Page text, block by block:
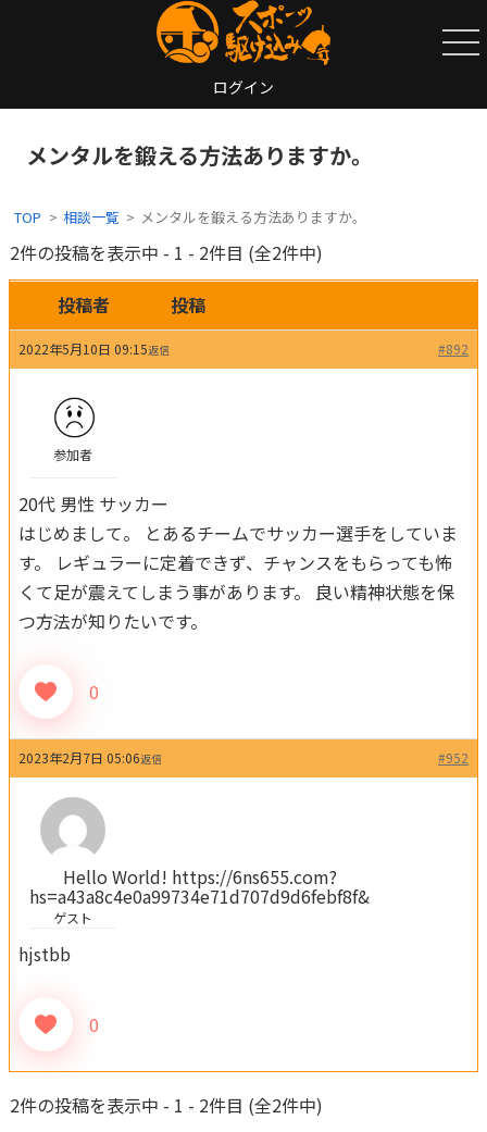
ログイン
メンタルを鍛える方法ありますか。
TOP 相談一覧 メンタルを鍛える方法ありますか。
2件の投稿を表示中 - 1 - 2件目 (全2件中)
投稿者
投稿
2022年5月10日 09:15 #892
返信
参加者
20代 男性 サッカー
はじめまして。 とあるチームでサッカー選手をしていま
す。 レギュラーに定着できず、チャンスをもらっても怖
くて足が震えてしまう事があります。 良い精神状態を保
つ方法が知りたいです。
0
2023年2月7日 05:06 #952
返信
Hello World! https://6ns655.com?
hs=a43a8c4e0a99734e71d707d9d6febf8f&
ゲスト
hjstbb
0
2件の投稿を表示中 - 1 - 2件目 (全2件中)